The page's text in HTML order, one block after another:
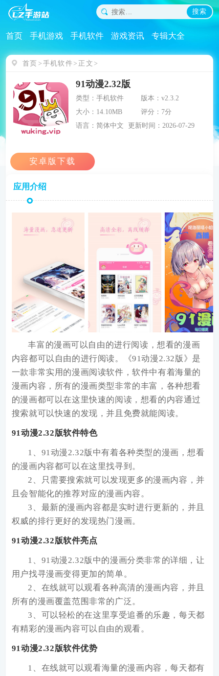
搜索
首页 手机游戏 手机软件 游戏资讯 专辑大全
首页 手机软件 正文
91动漫2.32版
类型：手机软件
版本：v2.3.2
大小：14.10MB
评分：7分
语言：简体中文
更新时间：2026-07-29
应用介绍
丰富的漫画可以自由的进行阅读，想看的漫画
内容都可以自由的进行阅读。《91动漫2.32版 》是
一款非常实用的漫画阅读软件，软件中有着海量的
漫画内容，所有的漫画类型非常的丰富，各种想看
的漫画都可以在这里快速的阅读，想看的内容通过
搜索就可以快速的发现，并且免费就能阅读。
91动漫2.32版软件特色
1、91动漫2.32版中有着各种类型的漫画，想看
的漫画内容都可以在这里找寻到。
2、只需要搜索就可以发现更多的漫画内容，并
且会智能化的推荐对应的漫画内容。
3、最新的漫画内容都是实时进行更新的，并且
权威的排行更好的发现热门漫画。
91动漫2.32版软件亮点
1、91动漫2.32版中的漫画分类非常的详细，让
用户找寻漫画变得更加的简单。
2、在线就可以观看各种高清的漫画内容，并且
所有的漫画覆盖范围非常的广泛。
3、可以轻松的在这里享受追番的乐趣，每天都
有精彩的漫画内容可以自由的观看。
91动漫2.32版软件优势
1、在线就可以观看海量的漫画内容，每天都有